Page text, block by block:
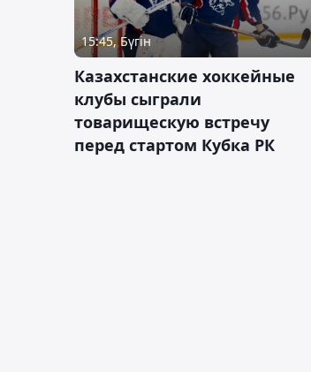
15:45, Бүгін
Казахстанские хоккейные
клубы сыграли
товарищескую встречу
перед стартом Кубка РК